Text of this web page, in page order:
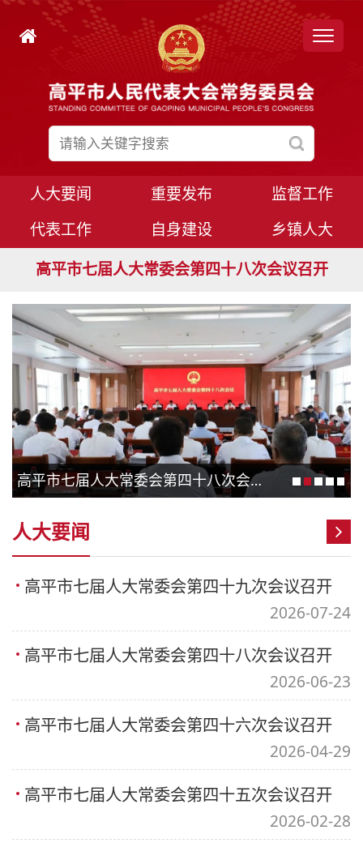
人大要闻 重要发布
监督工作
代表工作
自身建设
乡镇人大
高平市七届人大八次会议胜利闭幕
高平市七届人大常委会第四十九次会议召开
高平市七届人大常委会第四十八次会议召开
高平市七届人大常委会第四十八次会议召开
人大要闻
高平市七届人大常委会第四十九次会议召开
2026-07-24
高平市七届人大常委会第四十八次会议召开
2026-06-23
高平市七届人大常委会第四十六次会议召开
2026-04-29
高平市七届人大常委会第四十五次会议召开
2026-02-28